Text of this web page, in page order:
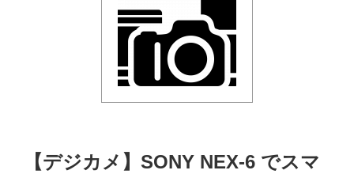
【デジカメ】SONY NEX-6 でスマ